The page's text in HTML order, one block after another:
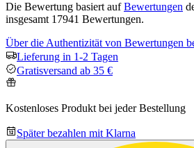
Die Bewertung basiert aufBewertungen
insgesamt 17941 Bewertungen.
Über die Authentizität von Bewertungen
Lieferung in 1-2 Tagen
Gratisversand ab 35 €
Kostenloses Produkt bei jeder Bestellung
Später bezahlen mit Klarna